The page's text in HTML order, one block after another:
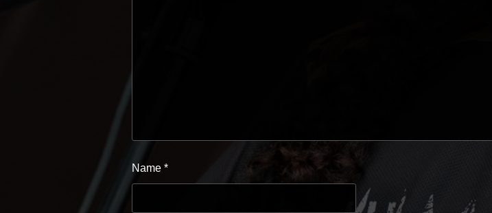
Name *